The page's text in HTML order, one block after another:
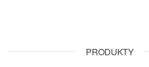
PRODUKTY